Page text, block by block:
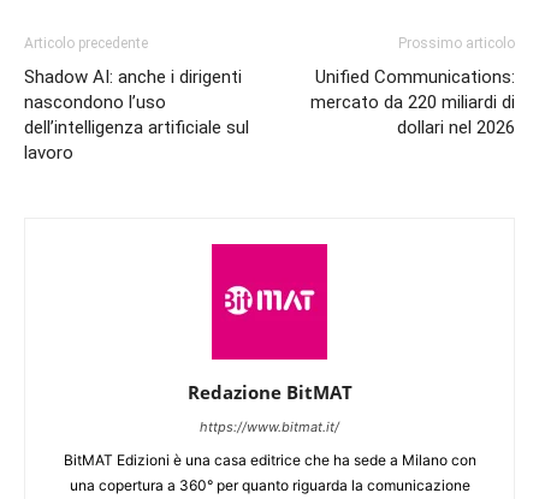
Articolo precedente
Shadow AI: anche i dirigenti
nascondono l’uso
dell’intelligenza artificiale sul
lavoro
Prossimo articolo
Unified Communications:
mercato da 220 miliardi di
dollari nel 2026
Redazione BitMAT
https://www.bitmat.it/
BitMAT Edizioni è una casa editrice che ha sede a Milano con
una copertura a 360° per quanto riguarda la comunicazione